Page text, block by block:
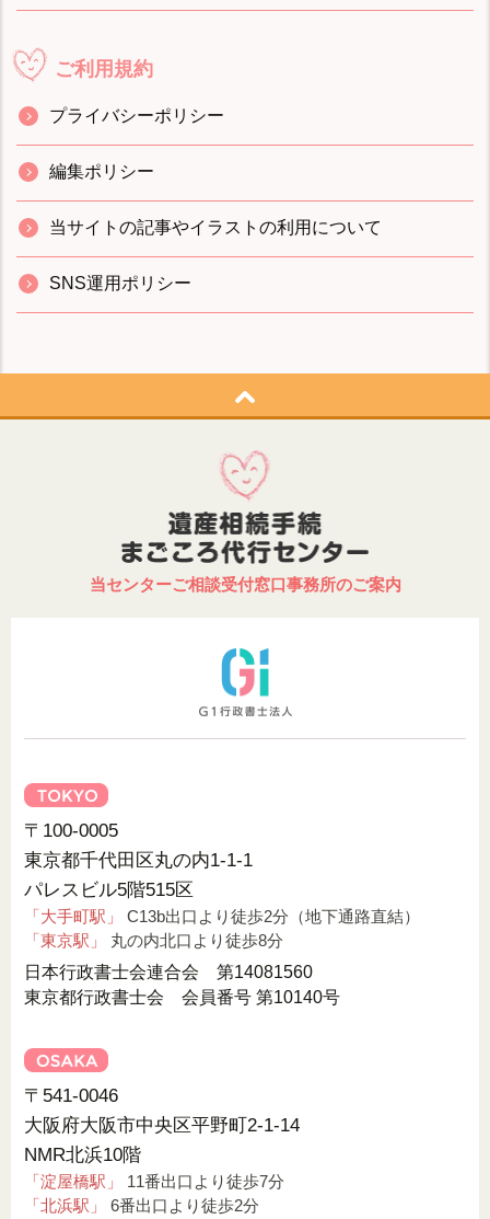
ご利用規約
プライバシーポリシー
編集ポリシー
当サイトの記事やイラストの利用について
SNS運用ポリシー
当センターご相談受付窓口事務所のご案内
〒100-0005
東京都千代田区丸の内1-1-1
パレスビル5階515区
「大手町駅」
C13b出口より徒歩2分（地下通路直結）
「東京駅」
丸の内北口より徒歩8分
日本行政書士会連合会 第14081560
東京都行政書士会 会員番号 第10140号
〒541-0046
大阪府大阪市中央区平野町2-1-14
NMR北浜10階
「淀屋橋駅」
11番出口より徒歩7分
「北浜駅」
6番出口より徒歩2分